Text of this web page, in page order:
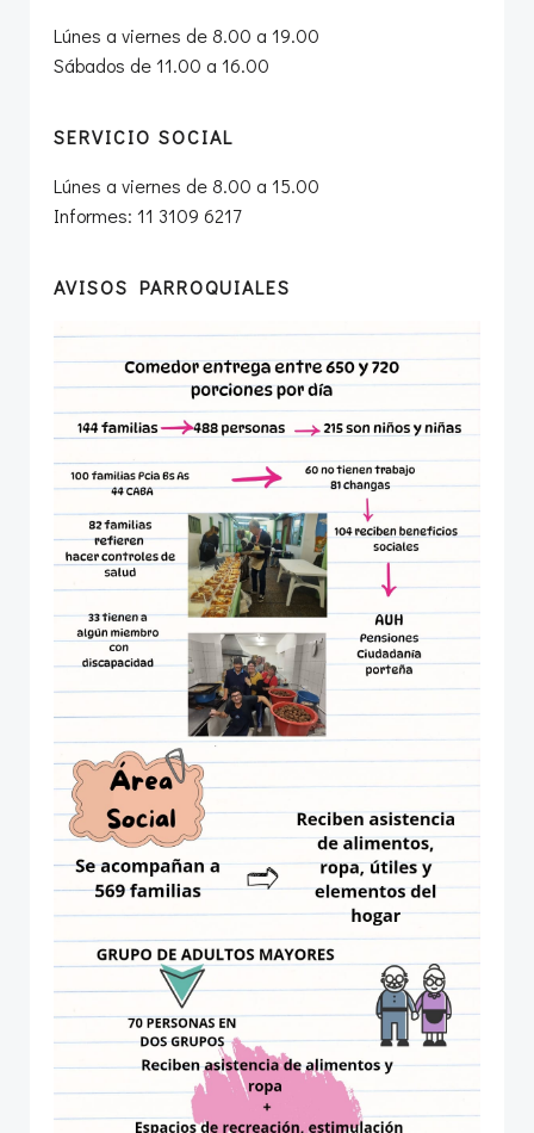
Lúnes a viernes de 8.00 a 19.00
Sábados de 11.00 a 16.00
SERVICIO SOCIAL
Lúnes a viernes de 8.00 a 15.00
Informes: 11 3109 6217
AVISOS PARROQUIALES